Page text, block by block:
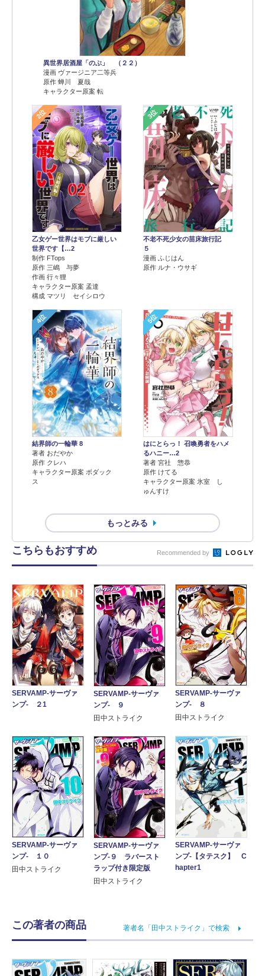
異世界居酒屋「のぶ」 （２２）
漫画 ヴァージニア二等兵
原作 蝉川 夏哉
キャラクター原案 転
2位
乙女ゲー世界はモブに厳しい
世界です【…2
制作 FTops
原作 三嶋 与夢
作画 行々狸
キャラクター原案 孟達
構成 マツリ セイシロウ
3位
不老不死少女の苗床旅行記
５
漫画 ふじはん
原作 ルナ・ウサギ
4位
結界師の一輪華 8
著者 おだやか
原作 クレハ
キャラクター原案 ボダック
ス
5位
はにとらっ！ 召喚勇者をハメ
るハニー…2
著者 宮社 惣恭
原作 けてる
キャラクター原案 氷室 し
ゅんすけ
もっとみる
こちらもおすすめ Recommended by
SERVAMP-サーヴァ
ンプ- ２1
SERVAMP-サーヴァ
ンプ- ９
田中ストライク
SERVAMP-サーヴァ
ンプ- ８
田中ストライク
SERVAMP-サーヴァ
ンプ- １０
田中ストライク
SERVAMP-サーヴァ
ンプ-９ ラバースト
ラップ付き限定版
田中ストライク
SERVAMP-サーヴァ
ンプ-【タテスク】 C
hapter1
この著者の商品 著者名「田中ストライク」で検索